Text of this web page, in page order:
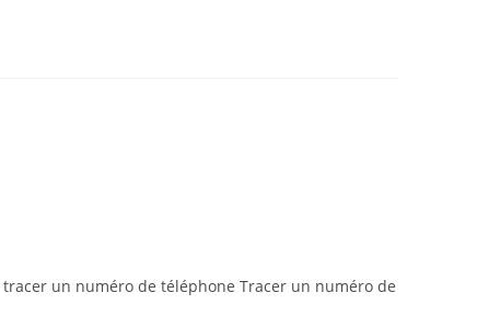
un numéro de téléphone Tracer un numéro de